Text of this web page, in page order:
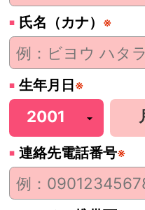
氏名（カナ） ※
生年月日 ※
連絡先電話番号※